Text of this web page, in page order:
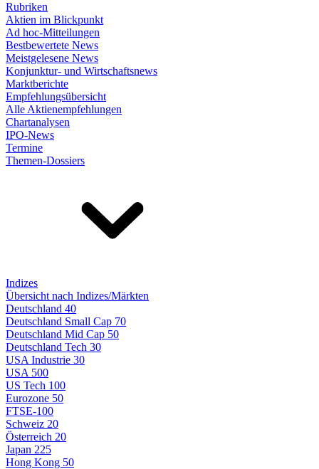
Rubriken
Aktien im Blickpunkt
Ad hoc-Mitteilungen
Bestbewertete News
Meistgelesene News
Konjunktur- und Wirtschaftsnews
Marktberichte
Empfehlungsübersicht
Alle Aktienempfehlungen
Chartanalysen
IPO-News
Termine
Themen-Dossiers
Indizes
Übersicht nach Indizes/Märkten
Deutschland 40
Deutschland Small Cap 70
Deutschland Mid Cap 50
Deutschland Tech 30
USA Industrie 30
USA 500
US Tech 100
Eurozone 50
FTSE-100
Schweiz 20
Österreich 20
Japan 225
Hong Kong 50